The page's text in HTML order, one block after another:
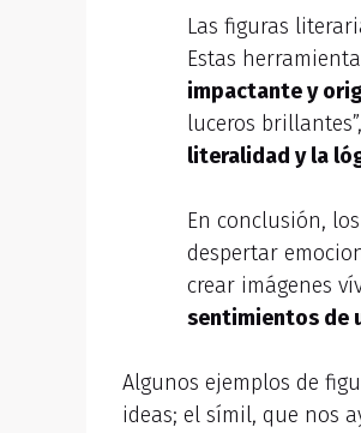
Las figuras
Estas
impactante y
luceros
literalidad y la
En conclusión,
despertar
crear imágenes
sentimientos de
Algunos ejemplos de
ideas; el símil, que nos